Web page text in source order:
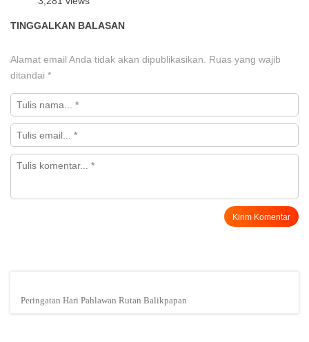
TINGGALKAN BALASAN
Alamat email Anda tidak akan dipublikasikan.
Ruas yang wajib
ditandai *
Peringatan Hari Pahlawan Rutan Balikpapan